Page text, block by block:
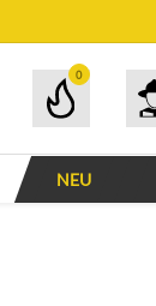
0
NEU